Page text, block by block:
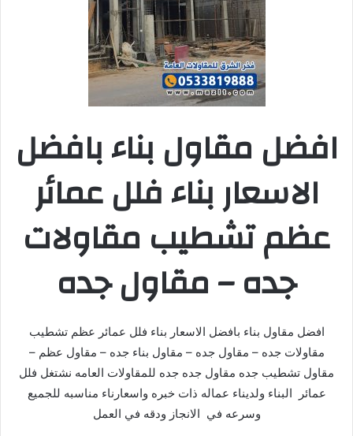
افضل مقاول بناء بافضل
الاسعار بناء فلل عمائر
عظم تشطيب مقاولات
جده – مقاول جده
افضل مقاول بناء بافضل الاسعار بناء فلل عمائر عظم تشطيب
مقاولات جده – مقاول جده – مقاول بناء جده – مقاول عظم –
مقاول تشطيب جده مقاول جده جده للمقاولات العامه نشتغل فلل
عمائر البناء ولديناء عماله ذات خبره واسعارناء مناسبه للجميع
وسرعه في الانجاز ودقه في العمل